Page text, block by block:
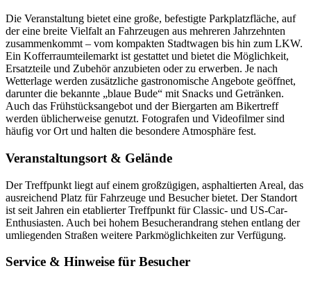
Die Veranstaltung bietet eine große, befestigte Parkplatzfläche, auf
der eine breite Vielfalt an Fahrzeugen aus mehreren Jahrzehnten
zusammenkommt – vom kompakten Stadtwagen bis hin zum LKW.
Ein Kofferraumteilemarkt ist gestattet und bietet die Möglichkeit,
Ersatzteile und Zubehör anzubieten oder zu erwerben. Je nach
Wetterlage werden zusätzliche gastronomische Angebote geöffnet,
darunter die bekannte „blaue Bude“ mit Snacks und Getränken.
Auch das Frühstücksangebot und der Biergarten am Bikertreff
werden üblicherweise genutzt. Fotografen und Videofilmer sind
häufig vor Ort und halten die besondere Atmosphäre fest.
Veranstaltungsort & Gelände
Der Treffpunkt liegt auf einem großzügigen, asphaltierten Areal, das
ausreichend Platz für Fahrzeuge und Besucher bietet. Der Standort
ist seit Jahren ein etablierter Treffpunkt für Classic- und US-Car-
Enthusiasten. Auch bei hohem Besucherandrang stehen entlang der
umliegenden Straßen weitere Parkmöglichkeiten zur Verfügung.
Service & Hinweise für Besucher